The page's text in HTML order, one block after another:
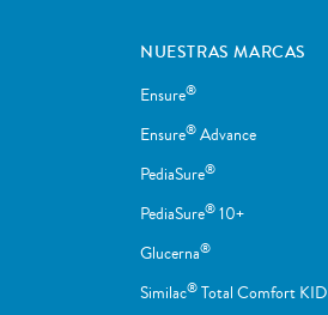
NUESTRAS MARCAS
Ensure®
Ensure® Advance
PediaSure®
PediaSure® 10+
Glucerna®
Similac® Total Comfort KID